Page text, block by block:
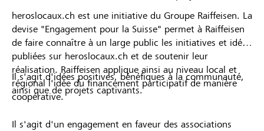
heroslocaux.ch est une initiative du Groupe Raiffeisen. La
devise "Engagement pour la Suisse" permet à Raiffeisen
de faire connaître à un large public les initiatives et idées
publiées sur heroslocaux.ch et de soutenir leur
réalisation. Raiffeisen applique ainsi au niveau local et
régional l'idée du financement participatif de manière
coopérative.
Il s'agit d'idées positives, bénéfiques à la communauté,
ainsi que de projets captivants.
Il s'agit d'un engagement en faveur des associations